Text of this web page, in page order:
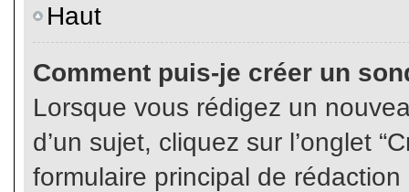
Haut
Comment puis-je créer un
Lorsque vous rédigez un
d’un sujet, cliquez sur l’onglet
formulaire principal de